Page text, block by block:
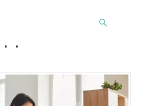
Rechercher